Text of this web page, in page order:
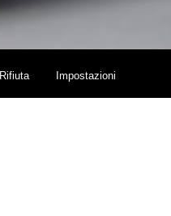
Rifiuta Impostazioni